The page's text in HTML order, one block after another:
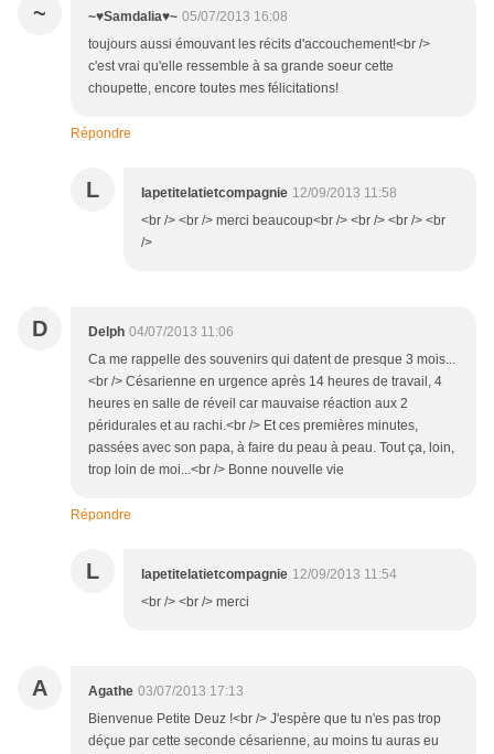
~ ~♥Samdalia♥~ 05/07/2013 16:08
toujours aussi émouvant les récits d'accouchement!<br />
c'est vrai qu'elle ressemble à sa grande soeur cette
choupette, encore toutes mes félicitations!
Répondre
L lapetitelatietcompagnie 12/09/2013 11:58
<br /> <br /> merci beaucoup<br /> <br /> <br /> <br
/>
D Delph 04/07/2013 11:06
Ca me rappelle des souvenirs qui datent de presque 3 mois...
<br /> Césarienne en urgence après 14 heures de travail, 4
heures en salle de réveil car mauvaise réaction aux 2
péridurales et au rachi.<br /> Et ces premières minutes,
passées avec son papa, à faire du peau à peau. Tout ça, loin,
trop loin de moi...<br /> Bonne nouvelle vie
Répondre
L lapetitelatietcompagnie 12/09/2013 11:54
<br /> <br /> merci
A Agathe 03/07/2013 17:13
Bienvenue Petite Deuz !<br /> J'espère que tu n'es pas trop
déçue par cette seconde césarienne, au moins tu auras eu